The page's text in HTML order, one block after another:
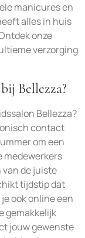
manicures en
alles in huis
onze
verzorging
Bellezza?
Bellezza?
contact
om een
medewerkers
van de juiste
tijdstip dat
ook online een
gemakkelijk
jouw gewenste